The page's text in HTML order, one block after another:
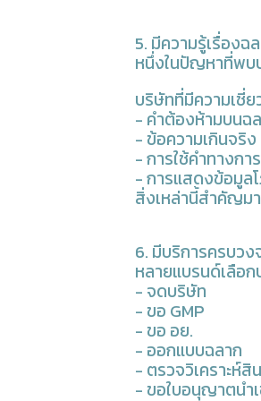
5. มีความรู้เรื่อง
หนึ่งในปัญหาที่พบ
บริษัทที่มีความเชี่
- คำต้องห้ามบนฉ
- ข้อความเกินจริง
- การใช้คำทางก
- การแสดงข้อมูล
สิ่งเหล่านี้สำคัญม
6. มีบริการครบวง
หลายแบรนด์เลือ
- จดบริษัท
- ขอ GMP
- ขอ อย.
- ออกแบบฉลาก
- ตรวจวิเคราะห์สิ
- ขอใบอนุญาตนำ